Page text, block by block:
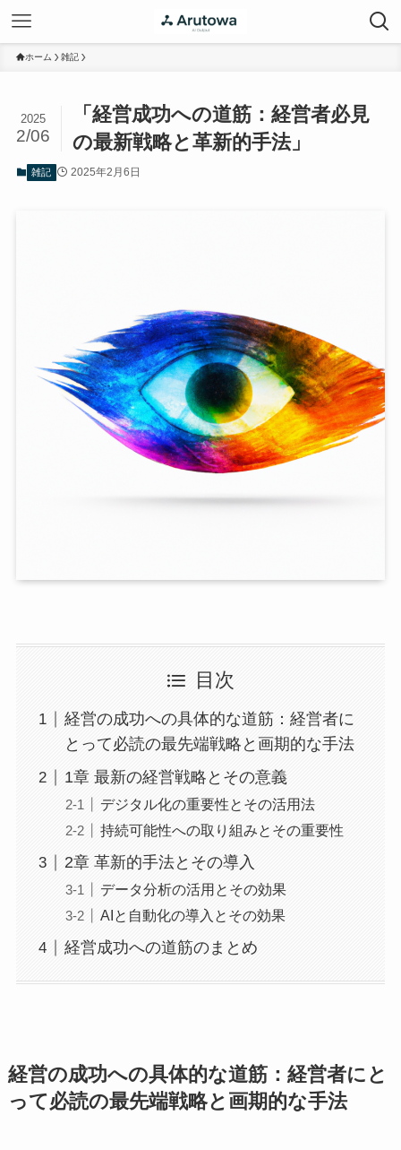
ホーム 雑記
「経営成功への道筋：経営者必見
の最新戦略と革新的手法」
2025
2/06
雑記 2025年2月6日
目次
経営の成功への具体的な道筋：経営者に
とって必読の最先端戦略と画期的な手法
1章 最新の経営戦略とその意義
デジタル化の重要性とその活用法
持続可能性への取り組みとその重要性
2章 革新的手法とその導入
データ分析の活用とその効果
AIと自動化の導入とその効果
経営成功への道筋のまとめ
経営の成功への具体的な道筋：経営者にと
って必読の最先端戦略と画期的な手法